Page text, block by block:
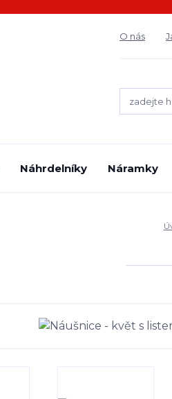
O nás
Náhrdelníky Náramky